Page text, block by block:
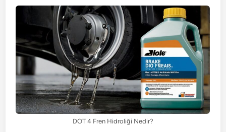
DOT 4 Fren Hidroliği Nedir?